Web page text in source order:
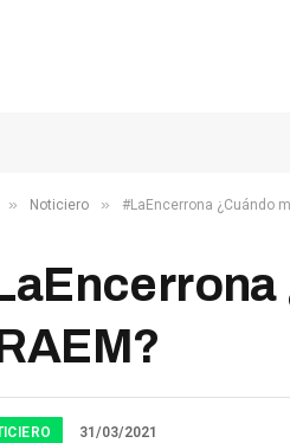
» Noticiero » #LaEncerrona ¿Cuándo
31/03/2021